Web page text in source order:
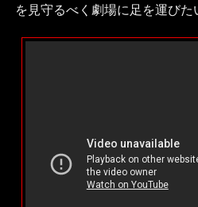
を見守るべく劇場に足を運びた